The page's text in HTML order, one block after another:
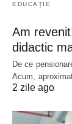
EDUCAȚIE
Am
didactic
De ce
Acum,
2 zile ago